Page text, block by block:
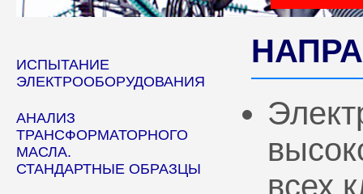
ИСПЫТАНИЕ
ЭЛЕКТРООБОРУДОВАНИЯ
АНАЛИЗ
ТРАНСФОРМАТОРНОГО
МАСЛА.
СТАНДАРТНЫЕ ОБРАЗЦЫ
всех